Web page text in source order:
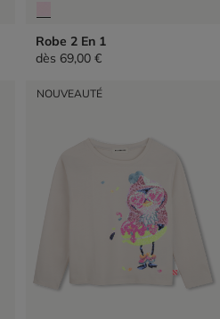
Robe 2 En 1
dès 69,00 €
NOUVEAUTÉ